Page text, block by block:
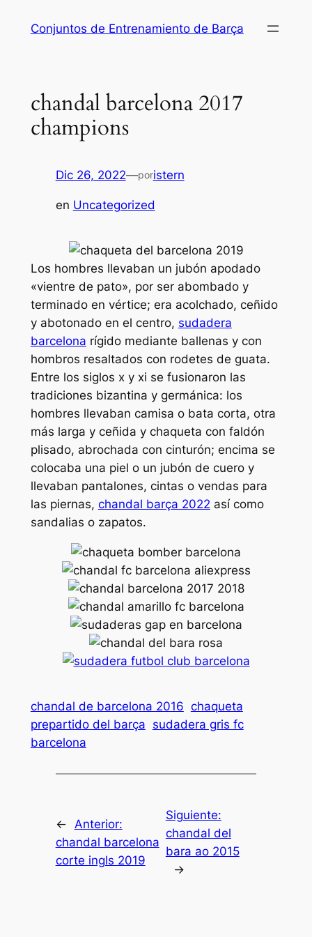
Conjuntos de Entrenamiento de Barça
chandal barcelona 2017
champions
Dic 26, 2022—poristern
en Uncategorized
Los hombres llevaban un jubón apodado
«vientre de pato», por ser abombado y
terminado en vértice; era acolchado, ceñido
y abotonado en el centro, sudadera
barcelona rígido mediante ballenas y con
hombros resaltados con rodetes de guata.
Entre los siglos x y xi se fusionaron las
tradiciones bizantina y germánica: los
hombres llevaban camisa o bata corta, otra
más larga y ceñida y chaqueta con faldón
plisado, abrochada con cinturón; encima se
colocaba una piel o un jubón de cuero y
llevaban pantalones, cintas o vendas para
las piernas, chandal barça 2022 así como
sandalias o zapatos.
chandal de barcelona 2016 chaqueta
prepartido del barça sudadera gris fc
barcelona
←
Anterior:
chandal barcelona
corte ingls 2019
Siguiente:
chandal del
bara ao 2015
→